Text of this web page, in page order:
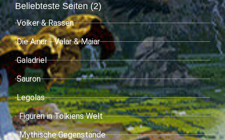
Beliebteste Seiten (2)
Völker & Rassen
Die Ainur - Valar & Maiar
Galadriel
Sauron
Legolas
Figuren in Tolkiens Welt
Mythische Gegenstände